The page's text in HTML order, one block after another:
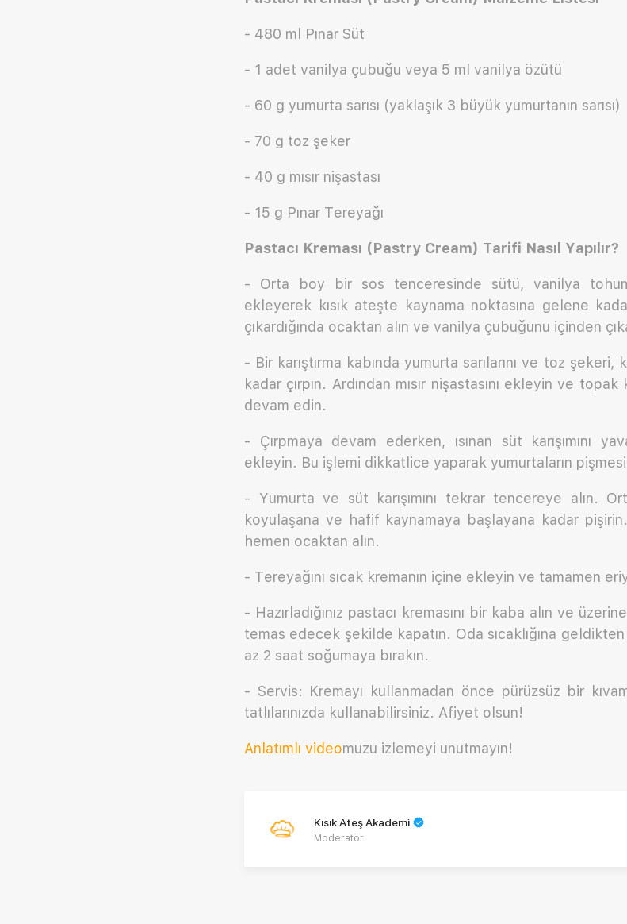
- 480 ml Pınar Süt
- 1 adet vanilya çubuğu veya 5 ml vanilya özütü
- 60 g yumurta sarısı (yaklaşık 3 büyük yumurtanın sarısı)
- 70 g toz şeker
- 40 g mısır nişastası
- 15 g Pınar Tereyağı
Pastacı Kreması (Pastry Cream) Tarifi Nasıl Yapılır?
- Orta boy bir sos tenceresinde sütü, vanilya
ekleyerek kısık ateşte kaynama noktasına gelene
çıkardığında ocaktan alın ve vanilya çubuğunu içinden
- Bir karıştırma kabında yumurta sarılarını ve toz şekeri,
kadar çırpın. Ardından mısır nişastasını ekleyin ve
devam edin.
- Çırpmaya devam ederken, ısınan süt karışımını
ekleyin. Bu işlemi dikkatlice yaparak yumurtaların
- Yumurta ve süt karışımını tekrar tencereye alın.
koyulaşana ve hafif kaynamaya başlayana kadar pişirin.
hemen ocaktan alın.
- Tereyağını sıcak kremanın içine ekleyin ve tamamen
- Hazırladığınız pastacı kremasını bir kaba alın ve
temas edecek şekilde kapatın. Oda sıcaklığına
az 2 saat soğumaya bırakın.
- Servis: Kremayı kullanmadan önce pürüzsüz bir
tatlılarınızda kullanabilirsiniz. Afiyet olsun!
Anlatımlı videomuzu izlemeyi unutmayın!
Kısık Ateş Akademi
Moderatör